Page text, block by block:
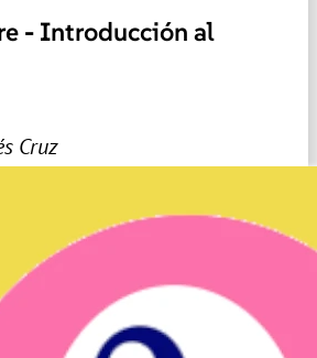
- Introducción al
Cruz